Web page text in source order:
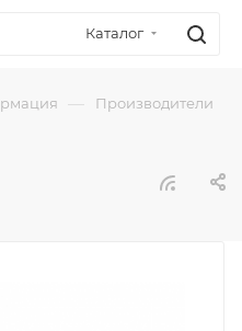
Каталог
— Производители